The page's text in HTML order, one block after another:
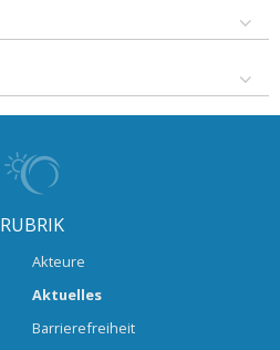
RUBRIK
Akteure
Aktuelles
Barrierefreiheit